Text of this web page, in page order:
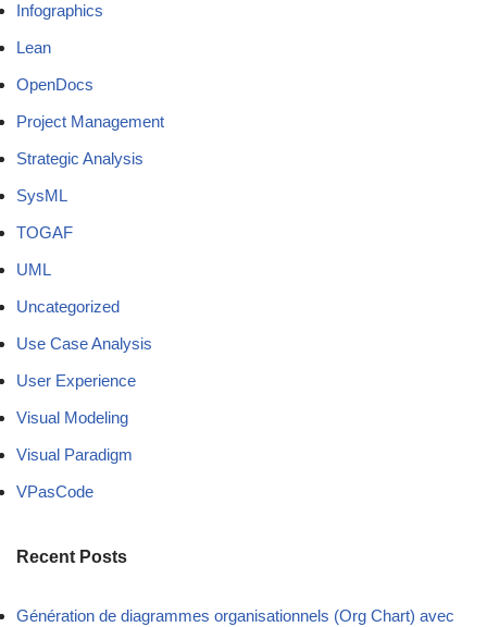
Infographics
Lean
OpenDocs
Project Management
Strategic Analysis
SysML
TOGAF
UML
Uncategorized
Use Case Analysis
User Experience
Visual Modeling
Visual Paradigm
VPasCode
Recent Posts
Génération de diagrammes organisationnels (Org Chart) avec